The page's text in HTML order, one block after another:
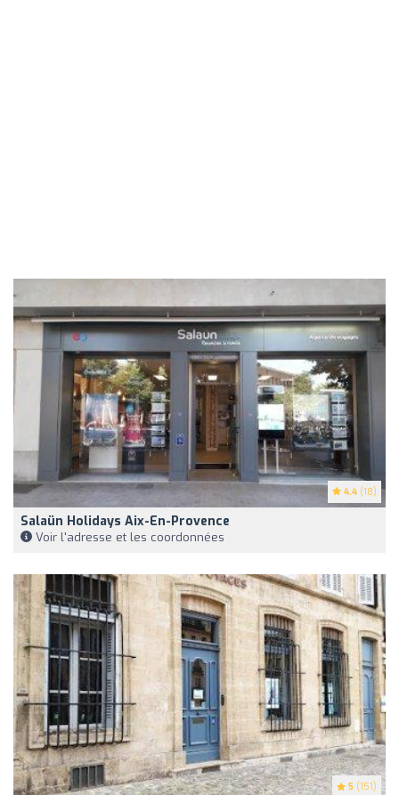
4.4 (18)
Salaün Holidays Aix-En-Provence
Voir l'adresse et les coordonnées
5 (151)